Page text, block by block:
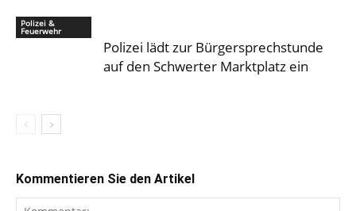
Polizei &
Feuerwehr
Polizei lädt zur Bürgersprechstunde
auf den Schwerter Marktplatz ein
Kommentieren Sie den Artikel